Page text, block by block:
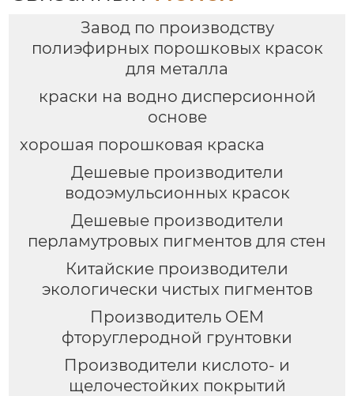
Завод по производству
полиэфирных порошковых красок
для металла
краски на водно дисперсионной
основе
хорошая порошковая краска
Дешевые производители
водоэмульсионных красок
Дешевые производители
перламутровых пигментов для стен
Китайские производители
экологически чистых пигментов
Производитель OEM
фторуглеродной грунтовки
Производители кислото- и
щелочестойких покрытий